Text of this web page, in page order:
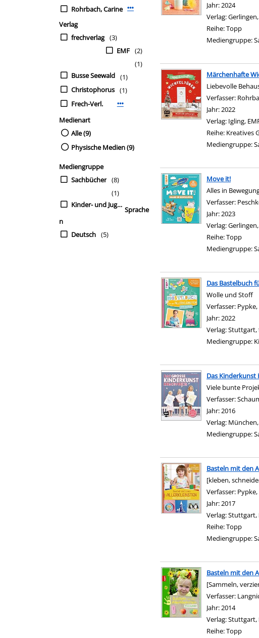
Rohrbach, Carine Mehr Verfasser-Filter anzeigen
Verlag
frechverlag (3)
EMF (2)
Busse Seewald
(1)
Christophorus
(1)
Frech-Verl.
(1)
Mehr Verlag-Filter anzeigen
Medienart
Alle (9)
Physische Medien (9)
Mediengruppe
Sachbücher (8)
Kinder- und Jugendbü
(1)
Sprache
n
Deutsch (5)
Jahr:2024
Verlag:
Reihe:Topp
Mediengruppe:
Märchenhafte
Liebevolle
Verfasser:
Jahr:2022
Verlag: Igling,
Reihe: Kreatives
Mediengruppe:
Move it!
Alles in
Verfasser:
Jahr:2023
Verlag:
Reihe:Topp
Mediengruppe:
Das Bastelbuch
Wolle und Stoff
Verfasser:
Jahr:2022
Verlag:Stuttgart,
Mediengruppe:
Das Kinderkunst
Viele bunte
Verfasser:
Jahr:2016
Verlag:
Mediengruppe:
Basteln mit den
[kleben,
Verfasser:
Jahr:2017
Verlag:Stuttgart,
Reihe:Topp
Mediengruppe:
Basteln mit den
[Sammeln,
Verfasser:
Jahr:2014
Verlag:Stuttgart,
Reihe:Topp